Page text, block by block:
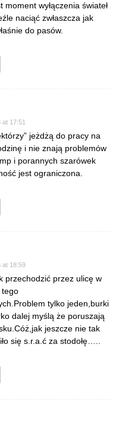
moment wyłączenia świateł
naciąć zwłaszcza jak
do pasów.
at 17:51
jeżdżą do pracy na
i nie znają problemów
i porannych szarówek
jest ograniczona.
at 18:59
przechodzić przez ulicę w
tego
tylko jeden,burki
dalej myślą że poruszają
jeszcze nie tak
się s.r.a.ć za stodołę…..